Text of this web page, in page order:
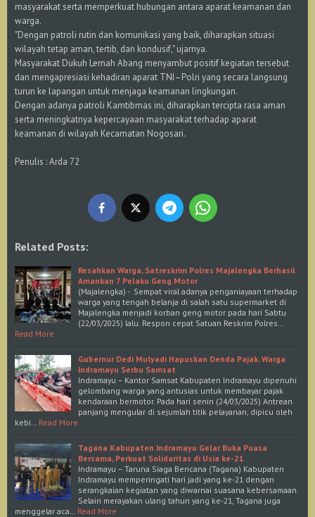
masyarakat serta memperkuat hubungan antara aparat keamanan dan
warga.
"Dengan patroli rutin dan komunikasi yang baik, diharapkan situasi
wilayah tetap aman, tertib, dan kondusif," ujarnya.
Masyarakat Dukuh Lemah Abang menyambut positif kegiatan tersebut
dan mengapresiasi kehadiran aparat TNI–Polri yang secara langsung
turun ke lapangan untuk menjaga keamanan lingkungan.
Dengan adanya patroli Kamtibmas ini, diharapkan tercipta rasa aman
serta meningkatnya kepercayaan masyarakat terhadap aparat
keamanan di wilayah Kecamatan Nogosari.
Penulis : Arda 72
Related Posts:
Resahkan Warga, Satreskrim Polres Majalengka Berhasil
Amankan 7 Pelaku Geng Motor
(Majalengka) - Sempat viral adanya penganiayaan terhadap
warga yang tengah belanja di salah satu supermarket di
Majalengka menjadi korban geng motor pada hari Sabtu
(22/03/2025) lalu. Respon cepat Satuan Reskrim Polres…
Read More
Gubernur Dedi Mulyadi Hapuskan Denda Pajak, Warga
Indramayu Serbu Samsat
Indramayu – Kantor Samsat Kabupaten Indramayu dipenuhi
gelombang warga yang antusias untuk membayar pajak
kendaraan bermotor. Pada hari senin (24/03/2025) Antrean
panjang mengular di sejumlah titik pelayanan, dipicu oleh
kebi… Read More
Tagana Kabupaten Indramayu Gelar Buka Puasa
Bersama, Perkuat Solidaritas di Usia ke-21
Indramayu – Taruna Siaga Bencana (Tagana) Kabupaten
Indramayu memperingati hari jadi yang ke-21 dengan
serangkaian kegiatan yang diwarnai suasana kebersamaan.
Selain merayakan ulang tahun yang ke-21, Tagana juga
menggelar aca… Read More